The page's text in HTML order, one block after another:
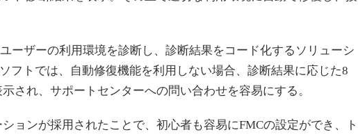
ーザーの利用環境を診断し、診断結果をコード化するソリューシ
フトでは、自動修復機能を利用しない場合、診断結果に応じた8
され、サポートセンターへの問い合わせを容易にする。
ョンが採用されたことで、初心者も容易にFMCの設定ができ、ト